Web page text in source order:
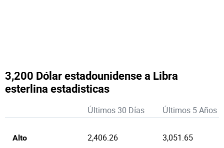
3,200 Dólar estadounidense a Libra
esterlina estadisticas
Últimos 30 Días Últimos 5 Años
Alto 2,406.26 3,051.65